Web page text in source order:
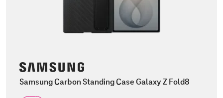
Samsung Carbon Standing Case Galaxy Z Fold8